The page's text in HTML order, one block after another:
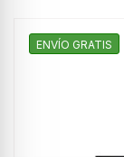
ENVÍO GRATIS